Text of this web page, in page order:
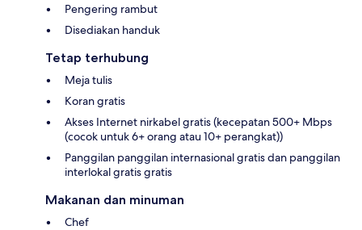
Pengering rambut
Disediakan handuk
Tetap terhubung
Meja tulis
Koran gratis
Akses Internet nirkabel gratis (kecepatan 500+ Mbps
(cocok untuk 6+ orang atau 10+ perangkat))
Panggilan panggilan internasional gratis dan panggilan
interlokal gratis gratis
Makanan dan minuman
Chef